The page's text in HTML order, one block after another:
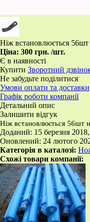
Ніж встановлюється
Ціна: 300 грн. /шт.
Є в наявності
Купити Зворотний
Не забудьте поділитися
Умови оплати та доставки
Графік роботи компанії
Детальний опис
Залишити відгук
Ніж встановлюється 56шт
Доданий: 15 березня
Оновлений: 24 лютого
Категорія в каталозі:
Схожі товари компанії: